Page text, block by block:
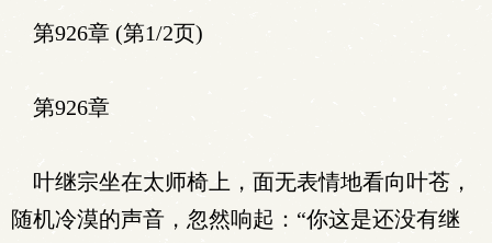
第926章 (第1/2页)
第926章
叶继宗坐在太师椅上，面无表情地看向叶苍，
随机冷漠的声音，忽然响起：“你这是还没有继